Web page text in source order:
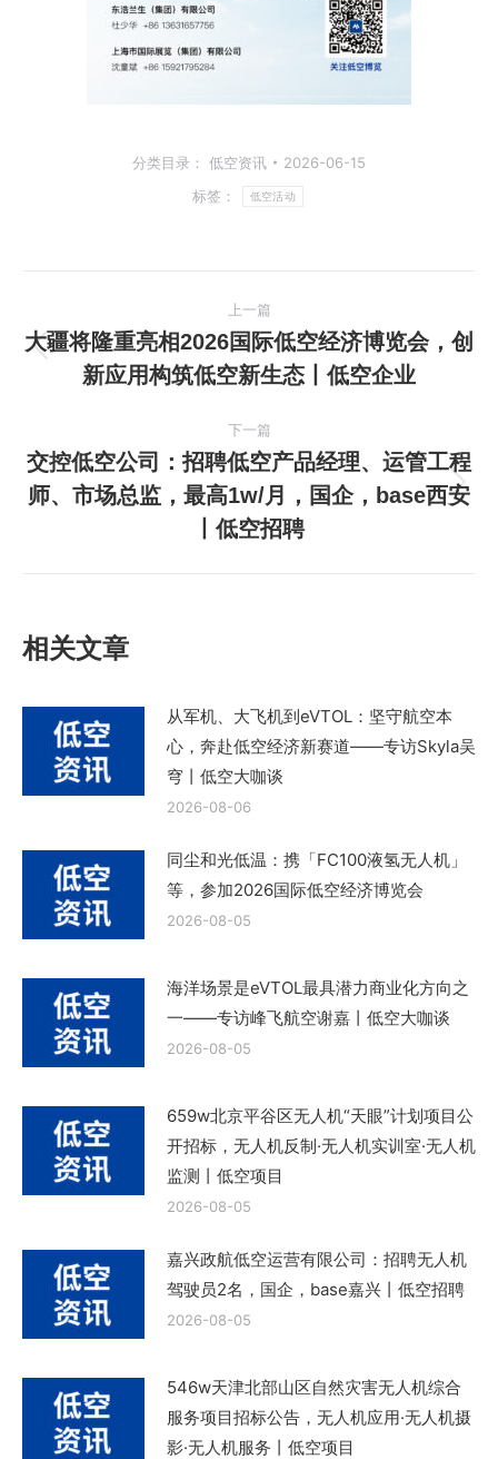
分类目录： 低空资讯
2026-06-15
标签：
低空活动
章
航
上一篇
上
一
篇
文
章：
大疆将隆重亮相2026国际低空经济博览会，创
新应用构筑低空新生态丨低空企业
下一篇
下
一
交控低空公司：招聘低空产品经理、运管工程
师、市场总监，最高1w/月，国企，base西安
丨低空招聘
相关文章
从军机、大飞机到eVTOL：坚守航空本
心，奔赴低空经济新赛道——专访Skyla吴
穹丨低空大咖谈
2026-08-06
同尘和光低温：携「FC100液氢无人机」
等，参加2026国际低空经济博览会
2026-08-05
海洋场景是eVTOL最具潜力商业化方向之
一——专访峰飞航空谢嘉丨低空大咖谈
2026-08-05
659w北京平谷区无人机“天眼”计划项目公
开招标，无人机反制·无人机实训室·无人机
监测丨低空项目
2026-08-05
嘉兴政航低空运营有限公司：招聘无人机
驾驶员2名，国企，base嘉兴丨低空招聘
2026-08-05
546w天津北部山区自然灾害无人机综合
服务项目招标公告，无人机应用·无人机摄
影·无人机服务丨低空项目